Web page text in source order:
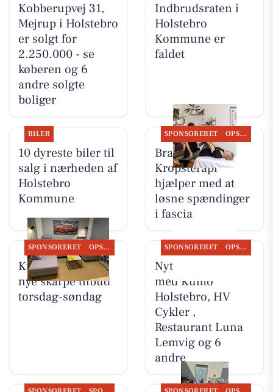
Kobberupvej 31,
Mejrup i Holstebro
er solgt for
2.250.000 - se
køberen og 6
andre solgte
boliger
Indbrudsraten i
Holstebro
Kommune er
faldet
BILER
10 dyreste biler til
salg i nærheden af
Holstebro
Kommune
SPONSORERET OPSLAGSTAVLEN
Brandsborgs
Kropsterapi
hjælper med at
løsne spændinger
i fascia
SPONSORERET OPSLAGSTAVLEN
Kumo Outlet har
nye skarpe tilbud
torsdag-søndag
SPONSORERET OPSLAGSTAVLEN
Nyt fra Møblér
med Kumo
Holstebro, HV
Cykler ,
Restaurant Luna
Lemvig og 6
andre